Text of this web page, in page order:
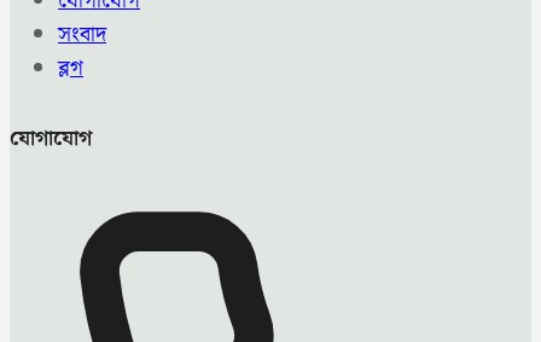
সংবাদ
ব্লগ
যোগাযোগ